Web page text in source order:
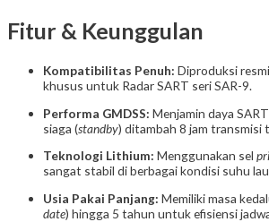
Fitur & Keunggulan
Kompatibilitas Penuh: Diproduksi
khusus untuk Radar SART seri SAR-9.
Performa GMDSS: Menjamin daya
siaga (standby) ditambah 8 jam transmisi
Teknologi Lithium: Menggunakan sel
sangat stabil di berbagai kondisi suhu
Usia Pakai Panjang: Memiliki masa
date) hingga 5 tahun untuk efisiensi